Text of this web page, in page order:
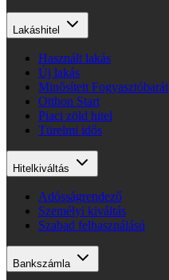
Lakáshitel
Használt lakás
Új lakás
Minősített Fogyasztóbarát
Otthon Start
Piaci zöld hitel
Türelmi idős
Hitelkiváltás
Adósságrendező
Személyi kiváltás
Szabad felhasználású
Bankszámla